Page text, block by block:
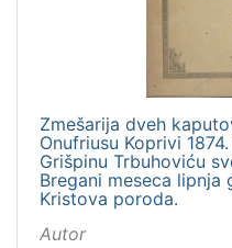
Zmešarija dveh
Onufriusu Koprivi
Grišpinu Trbuhoviću
Bregani meseca lipnja
Kristova poroda.
Autor